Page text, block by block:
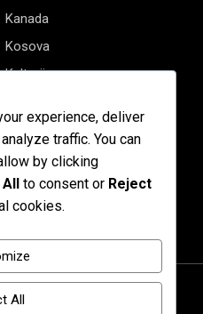
Kanada
Kosova
Kulturë
Shqipëria
Stil Jete
experience, deliver
traffic. You can
by clicking
to consent or Reject
cookies.
All